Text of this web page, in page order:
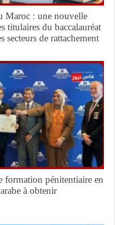
Maroc : une nouvelle
titulaires du baccalauréat
secteurs de rattachement
formation pénitentiaire en
à obtenir